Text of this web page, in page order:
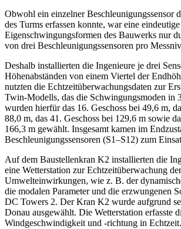
Obwohl ein einzelner Beschleunigungssensor
des Turms erfassen konnte, war eine
Eigenschwingungsformen des Bauwerks nur
von drei Beschleunigungssensoren pro
Deshalb installierten die Ingenieure je drei
Höhenabständen von einem Viertel der
nutzten die Echtzeitüberwachungsdaten zur
Twin-Modells, das die Schwingungsmoden in
wurden hierfür das 16. Geschoss bei 49,6 m,
88,0 m, das 41. Geschoss bei 129,6 m sowie
166,3 m gewählt. Insgesamt kamen im
Beschleunigungssensoren (S1–S12) zum
Auf dem Baustellenkran K2 installierten die
eine Wetterstation zur Echtzeitüberwachung der
Umwelteinwirkungen, wie z. B. der
die modalen Parameter und die erzwungenen
DC Towers 2. Der Kran K2 wurde aufgrund
Donau ausgewählt. Die Wetterstation erfasste
Windgeschwindigkeit und -richtung in Echtzeit.